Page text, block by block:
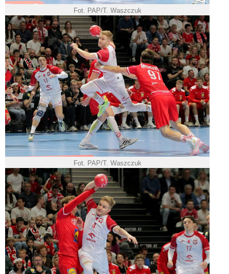
Fot. PAP/T. Waszczuk
Fot. PAP/T. Waszczuk